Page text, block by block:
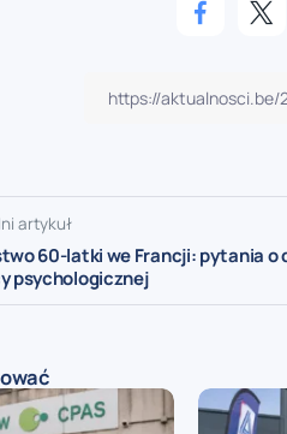
artykuł
60-latki we Francji: pytania o
psychologicznej